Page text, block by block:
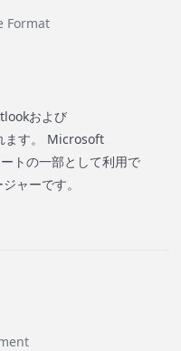
Format
および
ます。 Microsoft
トの一部として利用で
ャーです。